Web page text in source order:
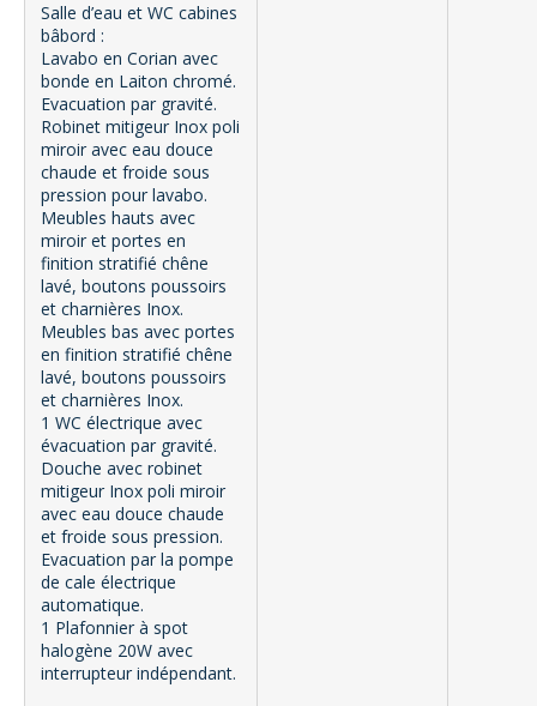
Salle d’eau et WC cabines
bâbord :
Lavabo en Corian avec
bonde en Laiton chromé.
Evacuation par gravité.
Robinet mitigeur Inox poli
miroir avec eau douce
chaude et froide sous
pression pour lavabo.
Meubles hauts avec
miroir et portes en
finition stratifié chêne
lavé, boutons poussoirs
et charnières Inox.
Meubles bas avec portes
en finition stratifié chêne
lavé, boutons poussoirs
et charnières Inox.
1 WC électrique avec
évacuation par gravité.
Douche avec robinet
mitigeur Inox poli miroir
avec eau douce chaude
et froide sous pression.
Evacuation par la pompe
de cale électrique
automatique.
1 Plafonnier à spot
halogène 20W avec
interrupteur indépendant.